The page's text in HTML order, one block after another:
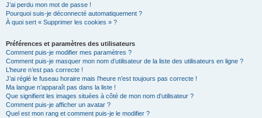
J’ai perdu mon mot de passe !
Pourquoi suis-je déconnecté automatiquement ?
À quoi sert « Supprimer les cookies » ?
Préférences et paramètres des utilisateurs
Comment puis-je modifier mes paramètres ?
Comment puis-je masquer mon nom d’utilisateur de la liste des utilisateurs en ligne ?
L’heure n’est pas correcte !
J’ai réglé le fuseau horaire mais l’heure n’est toujours pas correcte !
Ma langue n’apparaît pas dans la liste !
Que signifient les images situées à côté de mon nom d’utilisateur ?
Comment puis-je afficher un avatar ?
Quel est mon rang et comment puis-je le modifier ?